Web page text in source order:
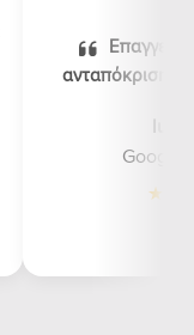
ανταπόκριση,
Google